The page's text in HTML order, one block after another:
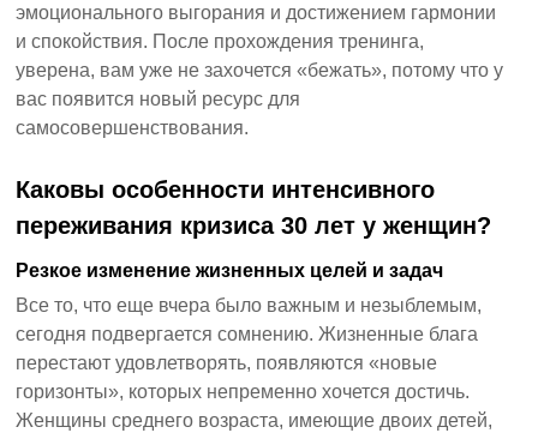
эмоционального выгорания и достижением гармонии
и спокойствия. После прохождения тренинга,
уверена, вам уже не захочется «бежать», потому что у
вас появится новый ресурс для
самосовершенствования.
Каковы особенности интенсивного
переживания кризиса 30 лет у женщин?
Резкое изменение жизненных целей и задач
Все то, что еще вчера было важным и незыблемым,
сегодня подвергается сомнению. Жизненные блага
перестают удовлетворять, появляются «новые
горизонты», которых непременно хочется достичь.
Женщины среднего возраста, имеющие двоих детей,